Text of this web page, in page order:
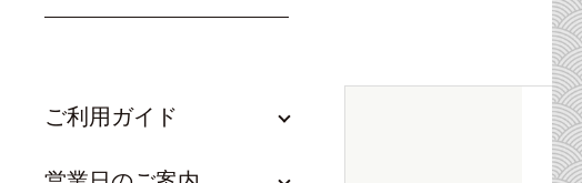
ご利用ガイド 【
フ